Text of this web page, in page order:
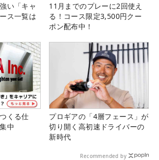
い「キャ
ス一覧は
11月までのプレーに2回使え
る！コース限定3,500円クー
ポン配布中！
くる仕
中
プロギアの「4層フェース」が
切り開く高初速ドライバーの
新時代
Recommended by